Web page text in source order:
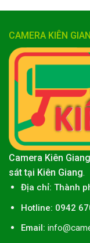
CAMERA KIÊN
Camera Kiên Giang
sát tại Kiên Giang.
Địa chỉ: Thành
Hotline: 0942
Email: